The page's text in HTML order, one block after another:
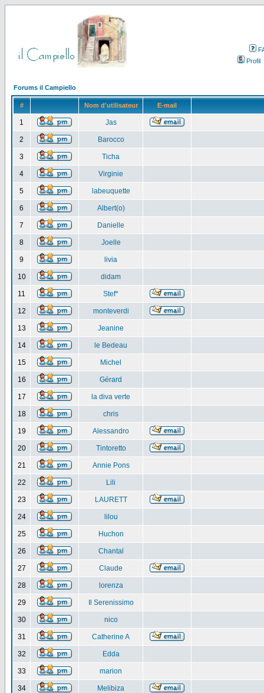
Profil
Forums il Campiello
# Nom d'utilisateur E-mail
1 Jas
2 Barocco
3 Ticha
4 Virginie
5 labeuquette
6 Albert(o)
7 Danielle
8 Joelle
9 livia
10 didam
11 Stef*
12 monteverdi
13 Jeanine
14 le Bedeau
15 Michel
16 Gérard
17 la diva verte
18 chris
19 Alessandro
20 Tintoretto
21 Annie Pons
22 Lili
23 LAURETT
24 lilou
25 Huchon
26 Chantal
27 Claude
28 lorenza
29 Il Serenissimo
30 nico
31 Catherine A
32 Edda
33 marion
34 Melibiza